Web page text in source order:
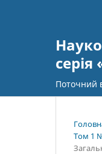
серія
Поточний
Том 1